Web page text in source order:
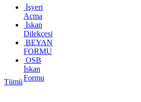
İşyeri
Açma
İskan
Dilekçesi
BEYAN
FORMU
OSB
İskan
Formu
Tümü